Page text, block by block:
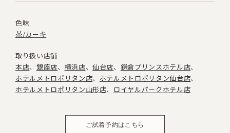
色味
茶/カーキ
取り扱い店舗
本店
銀座店 横浜店 仙台店
鎌倉プリンスホテル店
ホテルメトロポリタン店
ホテルメトロポリタン仙台店
ホテルメトロポリタン山形店
ロイヤルパークホテル店
ご試着予約はこちら